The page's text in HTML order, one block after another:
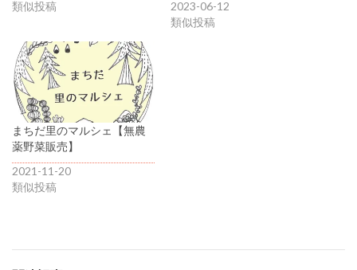
類似投稿
2023-06-12
類似投稿
まちだ里のマルシェ【無農
薬野菜販売】
2021-11-20
類似投稿